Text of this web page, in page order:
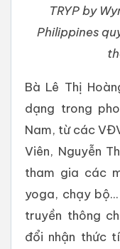
TRYP by
Philippines
Bà Lê Thị
dạng trong
Nam, từ các
Viên, Nguyễn
tham gia các
yoga, chạy
truyền thông
đổi nhận thức